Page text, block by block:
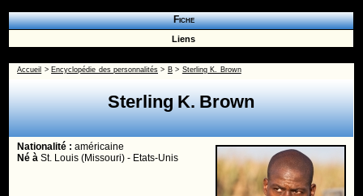
Fiche
Liens
Accueil > Encyclopédie des personnalités > B> Sterling K. Brown
Sterling K. Brown
Nationalité :américaine
Néà St. Louis (Missouri) - Etats-Unis